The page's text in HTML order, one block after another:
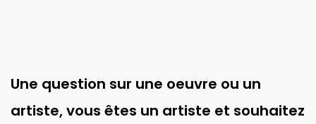
Une question sur une oeuvre ou un
artiste, vous êtes un artiste et souhaitez